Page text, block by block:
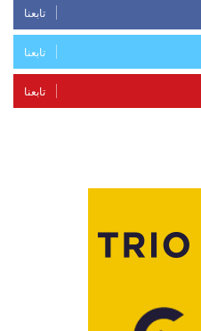
تابعنا
تابعنا
تابعنا